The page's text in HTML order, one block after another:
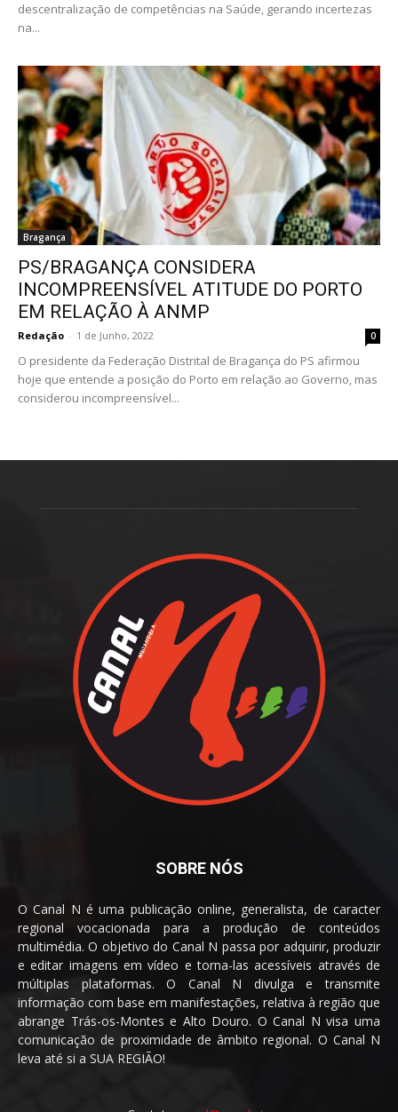
descentralização de competências na Saúde, gerando incertezas
na...
Bragança
PS/BRAGANÇA CONSIDERA
INCOMPREENSÍVEL ATITUDE DO PORTO
EM RELAÇÃO À ANMP
Redação - 1 de Junho, 2022 0
O presidente da Federação Distrital de Bragança do PS afirmou
hoje que entende a posição do Porto em relação ao Governo, mas
considerou incompreensível...
SOBRE NÓS
O Canal N é uma publicação online, generalista, de caracter
regional vocacionada para a produção de conteúdos
multimédia. O objetivo do Canal N passa por adquirir, produzir
e editar imagens em vídeo e torna-las acessíveis através de
múltiplas plataformas. O Canal N divulga e transmite
informação com base em manifestações, relativa à região que
abrange Trás-os-Montes e Alto Douro. O Canal N visa uma
comunicação de proximidade de âmbito regional. O Canal N
leva até si a SUA REGIÃO!